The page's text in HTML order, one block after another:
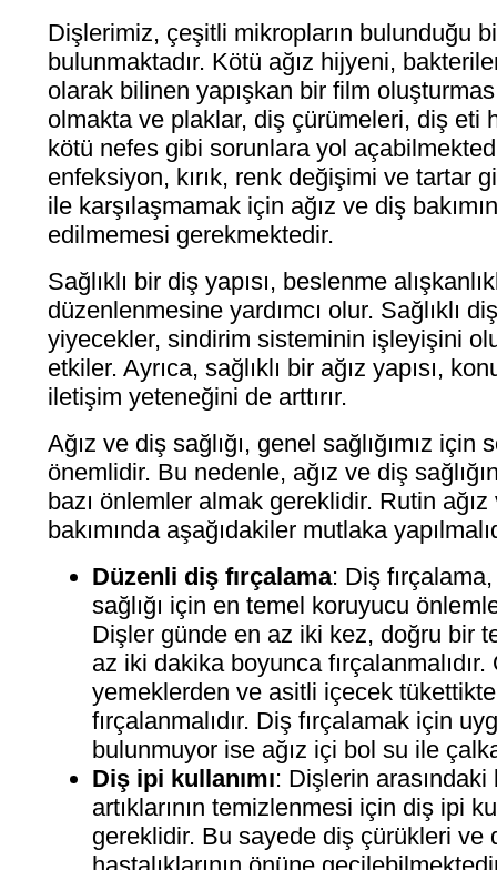
Dişlerimiz, çeşitli mikropların bulunduğu
bulunmaktadır. Kötü ağız hijyeni,
olarak bilinen yapışkan bir film
olmakta ve plaklar, diş çürümeleri, diş eti
kötü nefes gibi sorunlara yol
enfeksiyon, kırık, renk değişimi ve tartar
ile karşılaşmamak için ağız ve diş
edilmemesi gerekmektedir.
Sağlıklı bir diş yapısı, beslenme
düzenlenmesine yardımcı olur. Sağlıklı
yiyecekler, sindirim sisteminin işleyişini
etkiler. Ayrıca, sağlıklı bir ağız yapısı,
iletişim yeteneğini de arttırır.
Ağız ve diş sağlığı, genel sağlığımız için
önemlidir. Bu nedenle, ağız ve diş
bazı önlemler almak gereklidir. Rutin ağız
bakımında aşağıdakiler mutlaka
Düzenli diş fırçalama: Diş
sağlığı için en temel koruyucu
Dişler günde en az iki kez, doğru bir
az iki dakika boyunca
yemeklerden ve asitli içecek
fırçalanmalıdır. Diş fırçalamak için
bulunmuyor ise ağız içi bol su ile
Diş ipi kullanımı: Dişlerin arasındaki
artıklarının temizlenmesi için diş ipi
gereklidir. Bu sayede diş çürükleri ve